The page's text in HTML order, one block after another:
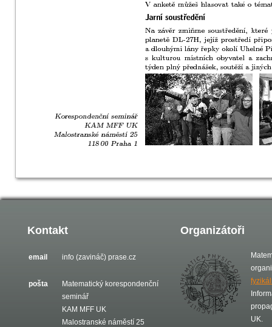
Kontakt
email info (zavináč) prase.cz
pošta
Matematický korespondenční
seminář
KAM MFF UK
Malostranské náměstí 25
Organizátoři
UK.